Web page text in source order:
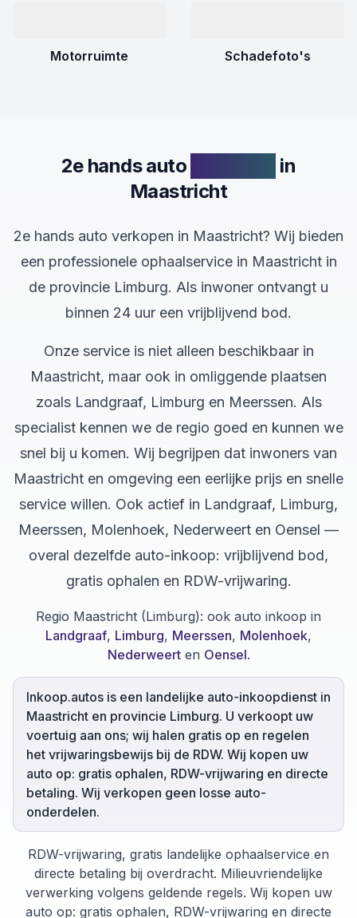
Motorruimte Schadefoto's
2e hands auto
in
Maastricht
2e hands auto verkopen in Maastricht? Wij bieden
een professionele ophaalservice in Maastricht in
de provincie Limburg. Als inwoner ontvangt u
binnen 24 uur een vrijblijvend bod.
Onze service is niet alleen beschikbaar in
Maastricht, maar ook in omliggende plaatsen
zoals Landgraaf, Limburg en Meerssen. Als
specialist kennen we de regio goed en kunnen we
snel bij u komen. Wij begrijpen dat inwoners van
Maastricht en omgeving een eerlijke prijs en snelle
service willen. Ook actief in Landgraaf, Limburg,
Meerssen, Molenhoek, Nederweert en Oensel —
overal dezelfde auto-inkoop: vrijblijvend bod,
gratis ophalen en RDW-vrijwaring.
Regio Maastricht (Limburg): ook auto inkoop in
Landgraaf, Limburg, Meerssen, Molenhoek,
Nederweerten Oensel.
Inkoop.autos is een landelijke auto-inkoopdienst in
Maastricht en provincie Limburg. U verkoopt uw
voertuig aan ons; wij halen gratis op en regelen
het vrijwaringsbewijs bij de RDW. Wij kopen uw
auto op: gratis ophalen, RDW-vrijwaring en directe
betaling. Wij verkopen geen losse auto-
onderdelen.
RDW-vrijwaring, gratis landelijke ophaalservice en
directe betaling bij overdracht. Milieuvriendelijke
verwerking volgens geldende regels. Wij kopen uw
auto op: gratis ophalen, RDW-vrijwaring en directe